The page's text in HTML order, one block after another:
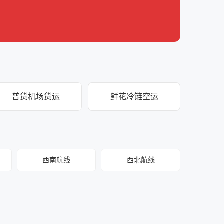
普货机场货运 鲜花冷链空运
西南航线 西北航线